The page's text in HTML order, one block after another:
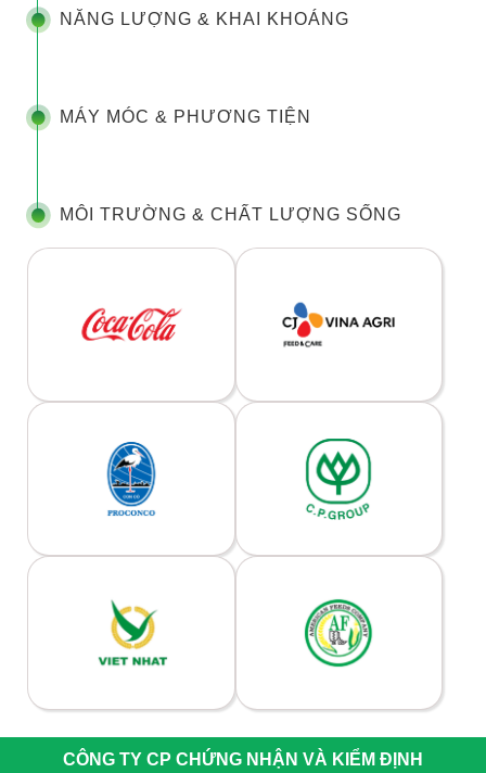
NĂNG LƯỢNG & KHAI KHOÁNG
MÁY MÓC & PHƯƠNG TIỆN
MÔI TRƯỜNG & CHẤT LƯỢNG SỐNG
CÔNG TY CP CHỨNG NHẬN VÀ KIỂM ĐỊNH